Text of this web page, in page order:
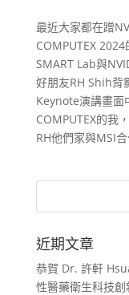
最近大家都在蹭
COMPUTEX
SMART Lab與
好朋友RH Shih背
Keynote演講畫面
COMPUTEX的我
RH他們家與MSI
近期文章
恭賀 Dr. 許軒
性醫藥衛生科技